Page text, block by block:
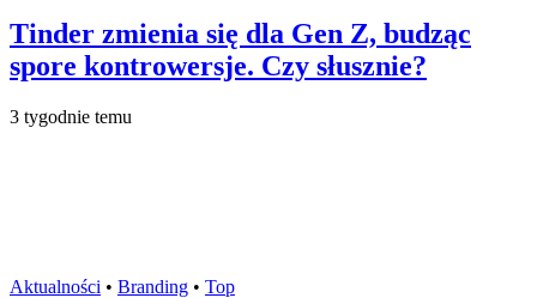
Tinder zmienia się dla Gen Z, budząc
spore kontrowersje. Czy słusznie?
3 tygodnie temu
Aktualności • Branding • Top